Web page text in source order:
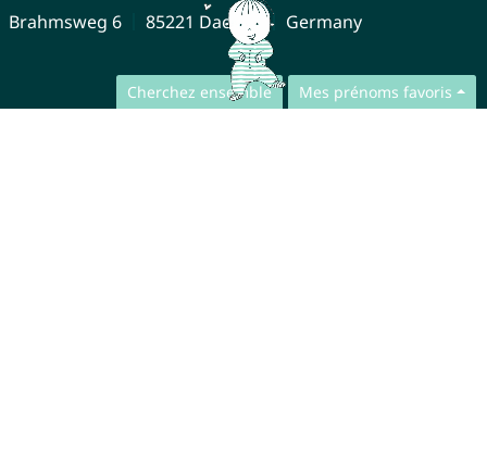
Cherchez ensemble Mes prénoms favoris
Brahmsweg 6
85221 Dachau Germany